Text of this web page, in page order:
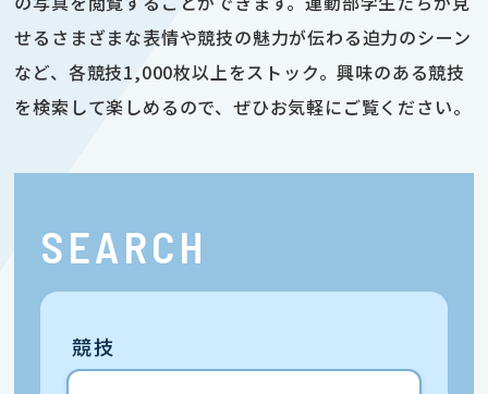
せるさまざまな表情や競技の魅力が伝わる迫力のシーン
など、各競技1,000枚以上をストック。興味のある競技
を検索して楽しめるので、ぜひお気軽にご覧ください。
SEARCH
競技